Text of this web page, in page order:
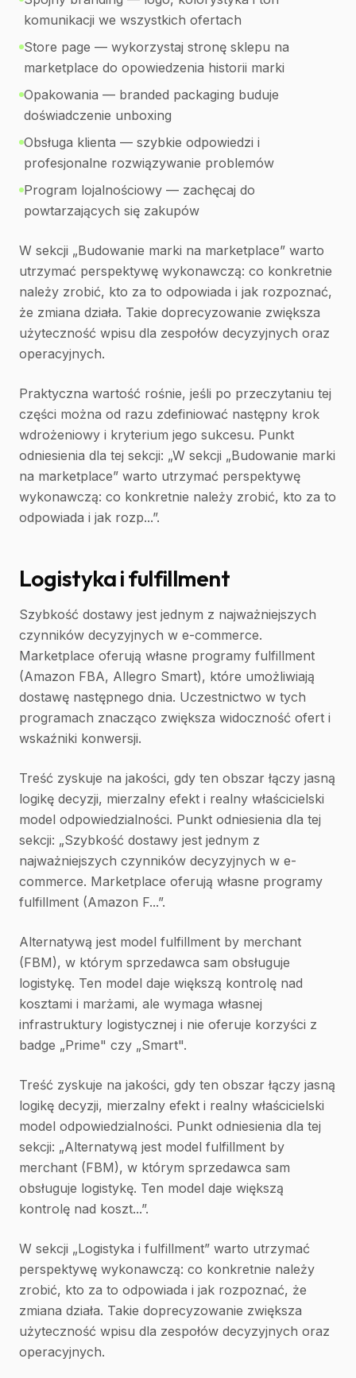
komunikacji we wszystkich ofertach
Store page — wykorzystaj stronę sklepu na
marketplace do opowiedzenia historii marki
Opakowania — branded packaging buduje
doświadczenie unboxing
Obsługa klienta — szybkie odpowiedzi i
profesjonalne rozwiązywanie problemów
Program lojalnościowy — zachęcaj do
powtarzających się zakupów
W sekcji „Budowanie marki na marketplace” warto
utrzymać perspektywę wykonawczą: co konkretnie
należy zrobić, kto za to odpowiada i jak rozpoznać,
że zmiana działa. Takie doprecyzowanie zwiększa
użyteczność wpisu dla zespołów decyzyjnych oraz
operacyjnych.
Praktyczna wartość rośnie, jeśli po przeczytaniu tej
części można od razu zdefiniować następny krok
wdrożeniowy i kryterium jego sukcesu. Punkt
odniesienia dla tej sekcji: „W sekcji „Budowanie marki
na marketplace” warto utrzymać perspektywę
wykonawczą: co konkretnie należy zrobić, kto za to
odpowiada i jak rozp...”.
Logistyka i fulfillment
Szybkość dostawy jest jednym z najważniejszych
czynników decyzyjnych w e-commerce.
Marketplace oferują własne programy fulfillment
(Amazon FBA, Allegro Smart), które umożliwiają
dostawę następnego dnia. Uczestnictwo w tych
programach znacząco zwiększa widoczność ofert i
wskaźniki konwersji.
Treść zyskuje na jakości, gdy ten obszar łączy jasną
logikę decyzji, mierzalny efekt i realny właścicielski
model odpowiedzialności. Punkt odniesienia dla tej
sekcji: „Szybkość dostawy jest jednym z
najważniejszych czynników decyzyjnych w e-
commerce. Marketplace oferują własne programy
fulfillment (Amazon F...”.
Alternatywą jest model fulfillment by merchant
(FBM), w którym sprzedawca sam obsługuje
logistykę. Ten model daje większą kontrolę nad
kosztami i marżami, ale wymaga własnej
infrastruktury logistycznej i nie oferuje korzyści z
badge „Prime" czy „Smart".
Treść zyskuje na jakości, gdy ten obszar łączy jasną
logikę decyzji, mierzalny efekt i realny właścicielski
model odpowiedzialności. Punkt odniesienia dla tej
sekcji: „Alternatywą jest model fulfillment by
merchant (FBM), w którym sprzedawca sam
obsługuje logistykę. Ten model daje większą
kontrolę nad koszt...”.
W sekcji „Logistyka i fulfillment” warto utrzymać
perspektywę wykonawczą: co konkretnie należy
zrobić, kto za to odpowiada i jak rozpoznać, że
zmiana działa. Takie doprecyzowanie zwiększa
użyteczność wpisu dla zespołów decyzyjnych oraz
operacyjnych.